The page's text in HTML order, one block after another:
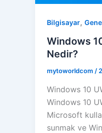
Bilgisayar,
Windows
Nedir?
mytoworldcom /
Windows 10
Windows 10
Microsoft
sunmak ve